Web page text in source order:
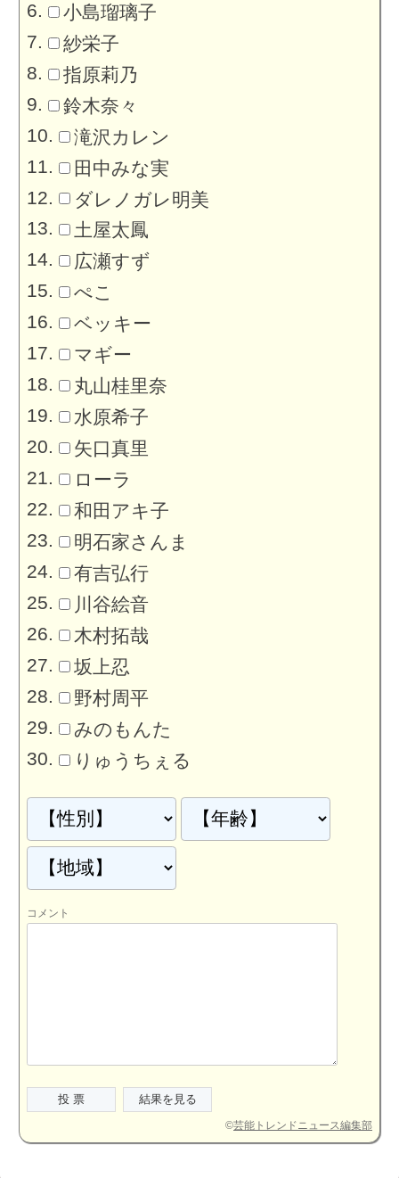
小島瑠璃子
紗栄子
指原莉乃
鈴木奈々
滝沢カレン
田中みな実
ダレノガレ明美
土屋太鳳
広瀬すず
ぺこ
ベッキー
マギー
丸山桂里奈
水原希子
矢口真里
ローラ
和田アキ子
明石家さんま
有吉弘行
川谷絵音
木村拓哉
坂上忍
野村周平
みのもんた
りゅうちぇる
コメント
©芸能トレンドニュース編集部